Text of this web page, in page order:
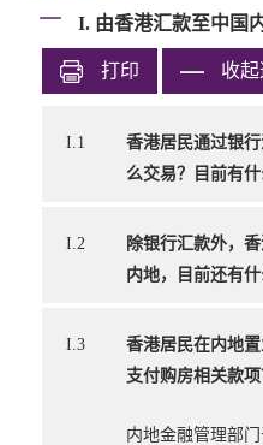
I. 由香港汇款至中国
打印 收
I.1
香港居民通过银
么交易？目前有什
I.2
除银行汇款外，
内地，目前还有什
I.3
香港居民在内地
支付购房相关款项
内地金融管理部